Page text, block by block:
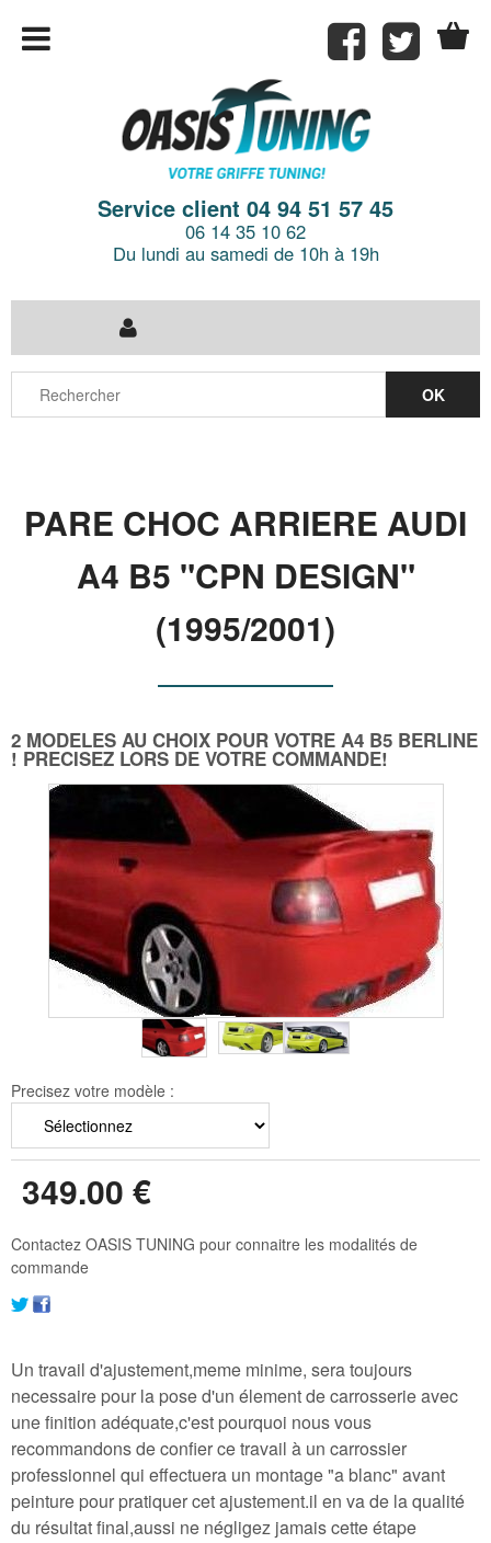
Service client 04 94 51 57 45
06 14 35 10 62
Du lundi au samedi de 10h à 19h
PARE CHOC ARRIERE AUDI
A4 B5 "CPN DESIGN"
(1995/2001)
2 MODELES AU CHOIX POUR VOTRE A4 B5 BERLINE
! PRECISEZ LORS DE VOTRE COMMANDE!
Precisez votre modèle :
349.00 €
Contactez OASIS TUNING pour connaitre les modalités de
commande
Un travail d'ajustement,meme minime, sera toujours
necessaire pour la pose d'un élement de carrosserie avec
une finition adéquate,c'est pourquoi nous vous
recommandons de confier ce travail à un carrossier
professionnel qui effectuera un montage "a blanc" avant
peinture pour pratiquer cet ajustement.il en va de la qualité
du résultat final,aussi ne négligez jamais cette étape